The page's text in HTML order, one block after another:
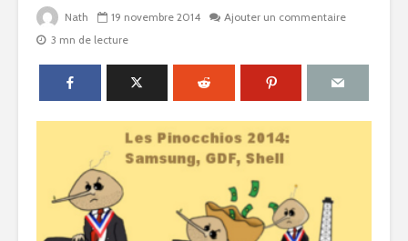
Nath 19 novembre 2014
Ajouter un commentaire
3 mn de lecture